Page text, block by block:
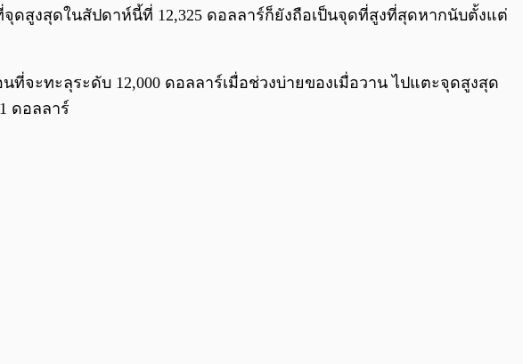
ดสูงสุดในสัปดาห์นี้ที่ 12,325 ดอลลาร์ก็ยังถือเป็นจุดที่สูงที่สุดหากนับตั้งแต่
จะทะลุระดับ 12,000 ดอลลาร์เมื่อช่วงบ่ายของเมื่อวาน ไปแตะจุดสูงสุด
ดอลลาร์